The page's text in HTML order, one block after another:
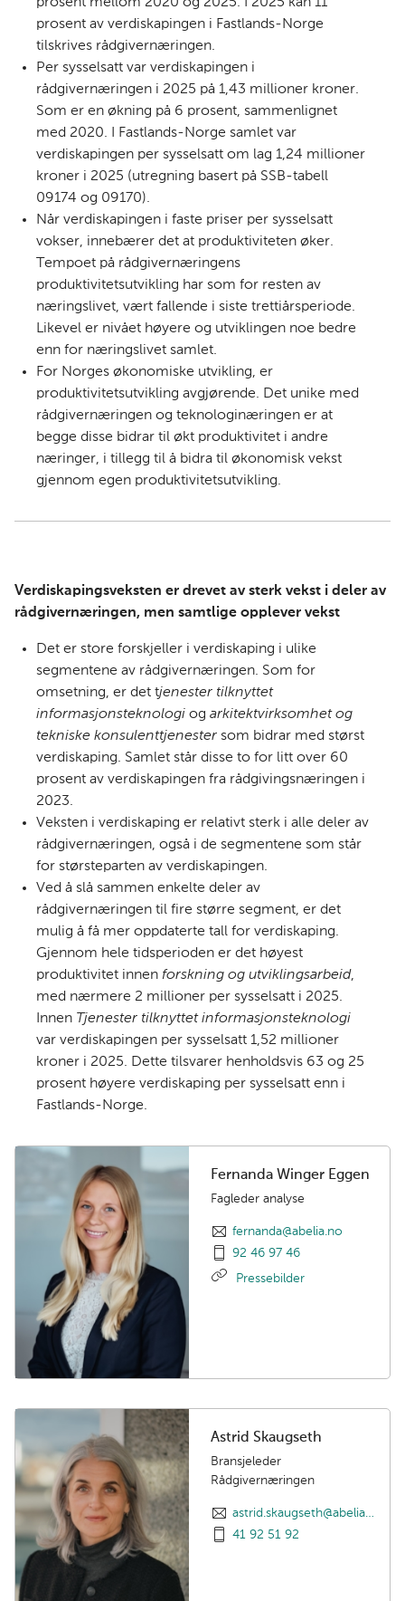
prosent av verdiskapingen i Fastlands-Norge
tilskrives rådgivernæringen.
Per sysselsatt var verdiskapingen i
rådgivernæringen i 2025 på 1,43 millioner kroner.
Som er en økning på 6 prosent, sammenlignet
med 2020. I Fastlands-Norge samlet var
verdiskapingen per sysselsatt om lag 1,24 millioner
kroner i 2025 (utregning basert på SSB-tabell
09174 og 09170).
Når verdiskapingen i faste priser per sysselsatt
vokser, innebærer det at produktiviteten øker.
Tempoet på rådgivernæringens
produktivitetsutvikling har som for resten av
næringslivet, vært fallende i siste trettiårsperiode.
Likevel er nivået høyere og utviklingen noe bedre
enn for næringslivet samlet.
For Norges økonomiske utvikling, er
produktivitetsutvikling avgjørende. Det unike med
rådgivernæringen og teknologinæringen er at
begge disse bidrar til økt produktivitet i andre
næringer, i tillegg til å bidra til økonomisk vekst
gjennom egen produktivitetsutvikling.
Verdiskapingsveksten er drevet av sterk vekst i deler av
rådgivernæringen, men samtlige opplever vekst
Det er store forskjeller i verdiskaping i ulike
segmentene av rådgivernæringen. Som for
omsetning, er det tjenester tilknyttet
informasjonsteknologi og arkitektvirksomhet og
tekniske konsulenttjenester som bidrar med størst
verdiskaping. Samlet står disse to for litt over 60
prosent av verdiskapingen fra rådgivingsnæringen i
2023.
Veksten i verdiskaping er relativt sterk i alle deler av
rådgivernæringen, også i de segmentene som står
for størsteparten av verdiskapingen.
Ved å slå sammen enkelte deler av
rådgivernæringen til fire større segment, er det
mulig å få mer oppdaterte tall for verdiskaping.
Gjennom hele tidsperioden er det høyest
produktivitet innen forskning og utviklingsarbeid,
med nærmere 2 millioner per sysselsatt i 2025.
Innen Tjenester tilknyttet informasjonsteknologi
var verdiskapingen per sysselsatt 1,52 millioner
kroner i 2025. Dette tilsvarer henholdsvis 63 og 25
prosent høyere verdiskaping per sysselsatt enn i
Fastlands-Norge.
Fernanda Winger Eggen
Fagleder analyse
fernanda@abelia.no
92 46 97 46
Pressebilder
Astrid Skaugseth
Bransjeleder
Rådgivernæringen
astrid.skaugseth@abelia.no
41 92 51 92